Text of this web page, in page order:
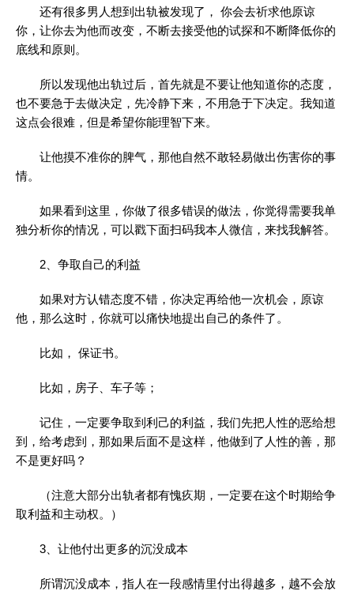
还有很多男人想到出轨被发现了， 你会去祈求他原谅
你，让你去为他而改变，不断去接受他的试探和不断降低你的
底线和原则。
所以发现他出轨过后，首先就是不要让他知道你的态度，
也不要急于去做决定，先冷静下来，不用急于下决定。我知道
这点会很难，但是希望你能理智下来。
让他摸不准你的脾气，那他自然不敢轻易做出伤害你的事
情。
如果看到这里，你做了很多错误的做法，你觉得需要我单
独分析你的情况，可以戳下面扫码我本人微信，来找我解答。
2、争取自己的利益
如果对方认错态度不错，你决定再给他一次机会，原谅
他，那么这时，你就可以痛快地提出自己的条件了。
比如， 保证书。
比如，房子、车子等；
记住，一定要争取到利己的利益，我们先把人性的恶给想
到，给考虑到，那如果后面不是这样，他做到了人性的善，那
不是更好吗？
（注意大部分出轨者都有愧疚期，一定要在这个时期给争
取利益和主动权。）
3、让他付出更多的沉没成本
所谓沉没成本，指人在一段感情里付出得越多，越不会放